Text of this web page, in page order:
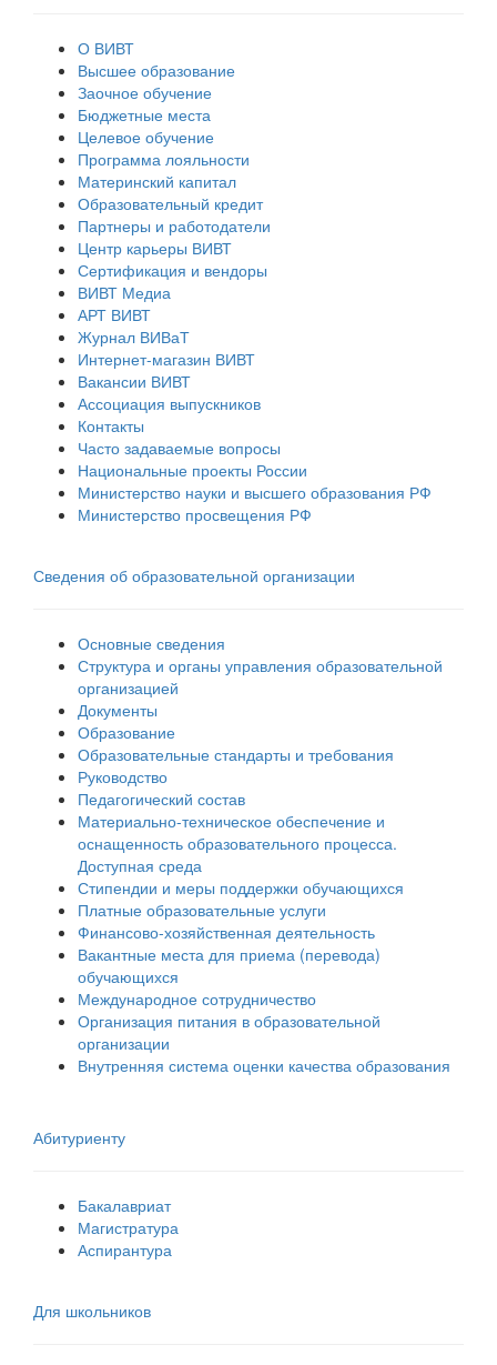
О ВИВТ
Высшее образование
Заочное обучение
Бюджетные места
Целевое обучение
Программа лояльности
Материнский капитал
Образовательный кредит
Партнеры и работодатели
Центр карьеры ВИВТ
Сертификация и вендоры
ВИВТ Медиа
АРТ ВИВТ
Журнал ВИВаТ
Интернет-магазин ВИВТ
Вакансии ВИВТ
Ассоциация выпускников
Контакты
Часто задаваемые вопросы
Национальные проекты России
Министерство науки и высшего образования РФ
Министерство просвещения РФ
Сведения об образовательной организации
Основные сведения
Структура и органы управления образовательной
организацией
Документы
Образование
Образовательные стандарты и требования
Руководство
Педагогический состав
Материально-техническое обеспечение и
оснащенность образовательного процесса.
Доступная среда
Стипендии и меры поддержки обучающихся
Платные образовательные услуги
Финансово-хозяйственная деятельность
Вакантные места для приема (перевода)
обучающихся
Международное сотрудничество
Организация питания в образовательной
организации
Внутренняя система оценки качества образования
Абитуриенту
Бакалавриат
Магистратура
Аспирантура
Для школьников